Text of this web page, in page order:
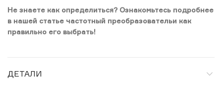
Не знаете как определиться? Ознакомьтесь подробнее
в нашей статье частотный преобразовательи как
правильно его выбрать!
ДЕТАЛИ